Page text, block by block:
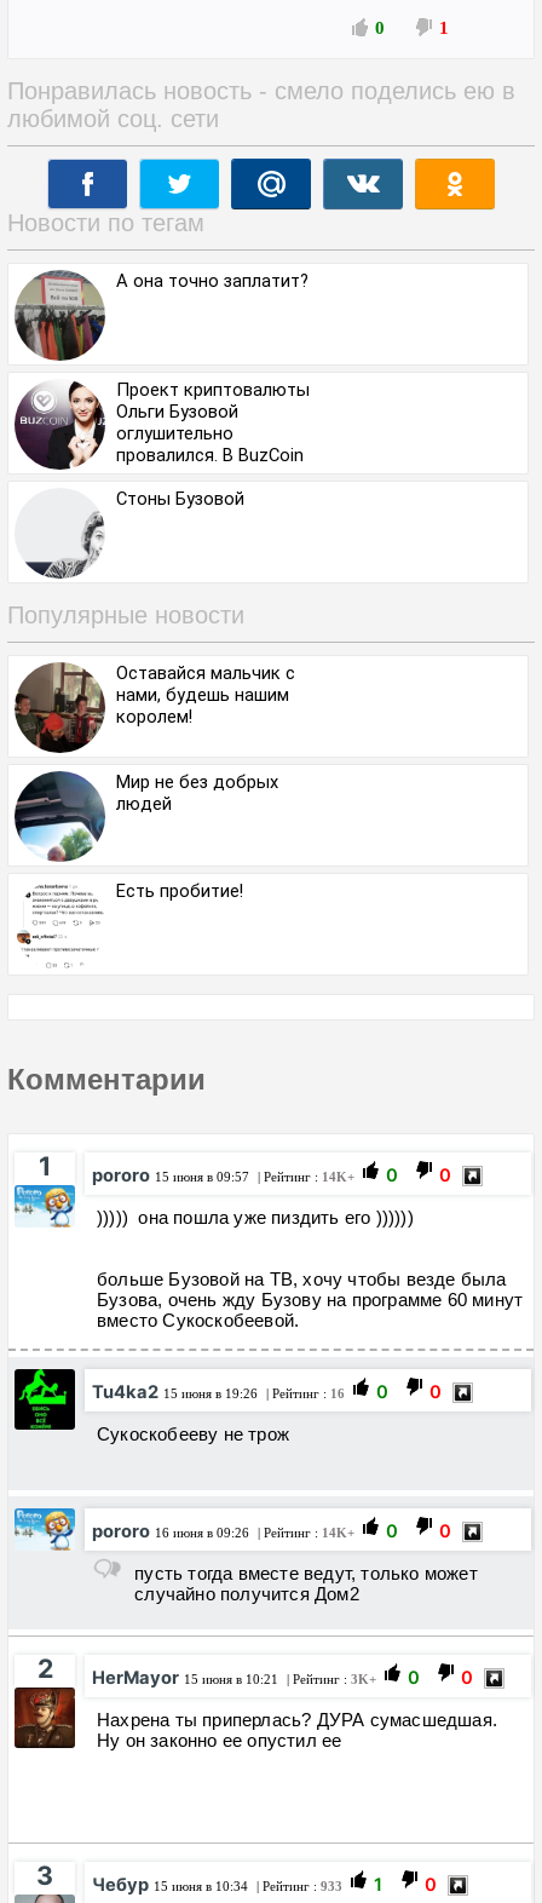
0 1
Понравилась новость - смело поделись ею в
любимой соц. сети
Новости по тегам
А она точно заплатит?
Проект криптовалюты
Ольги Бузовой
оглушительно
провалился. В BuzCoin
Стоны Бузовой
Популярные новости
Оставайся мальчик с
нами, будешь нашим
королем!
Мир не без добрых
людей
Есть пробитие!
Комментарии
1 pororo 15 июня в 09:57 | Рейтинг : 14K+ 0 0
))))) она пошла уже пиздить его ))))))
больше Бузовой на ТВ, хочу чтобы везде была
Бузова, очень жду Бузову на программе 60 минут
вместо Сукоскобеевой.
Tu4ka2 15 июня в 19:26 | Рейтинг : 16 0 0
Сукоскобееву не трож
pororo 16 июня в 09:26 | Рейтинг : 14K+ 0 0
пусть тогда вместе ведут, только может
случайно получится Дом2
2 HerMayor 15 июня в 10:21 | Рейтинг : 3K+ 0 0
Нахрена ты приперлась? ДУРА сумасшедшая.
Ну он законно ее опустил ее
3 Чебур 15 июня в 10:34 | Рейтинг : 933 1 0